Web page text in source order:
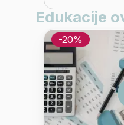
Edukacije
-20%